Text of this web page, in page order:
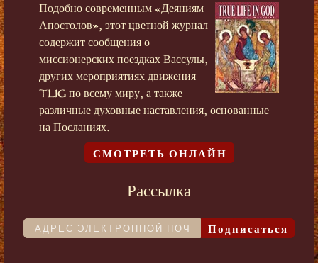
Подобно современным «Деяниям
Апостолов», этот цветной журнал
содержит сообщения о
миссионерских поездках Вассулы,
других мероприятиях движения
TLIG по всему миру, а также
различные духовные наставления, основанные
на Посланиях.
СМОТРЕТЬ ОНЛАЙН
Рассылка
Подписаться